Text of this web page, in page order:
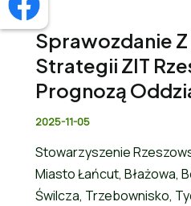
Sprawozdanie
Strategii ZIT
Prognozą
2025-11-05
Stowarzyszenie
Miasto Łańcut, Błażowa,
Świlcza, Trzebownisko,